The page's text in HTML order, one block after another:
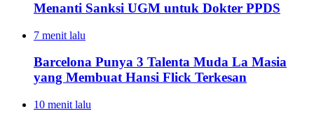
Menanti Sanksi UGM untuk Dokter PPDS
7 menit lalu
Barcelona Punya 3 Talenta Muda La Masia
yang Membuat Hansi Flick Terkesan
10 menit lalu